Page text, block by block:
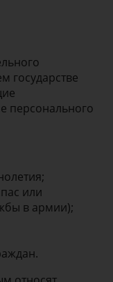
государстве
персонального
или
в армии);